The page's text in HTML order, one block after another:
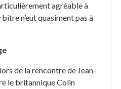
agréable à
n’eut quasiment pas à
de la rencontre de Jean-
le britannique Colin